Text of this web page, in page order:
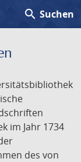
search Suchen
im Jahr 1734
des von